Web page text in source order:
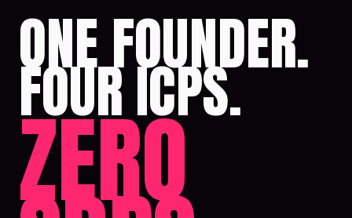
ONE FOUNDER.
FOUR ICPS.
ZERO